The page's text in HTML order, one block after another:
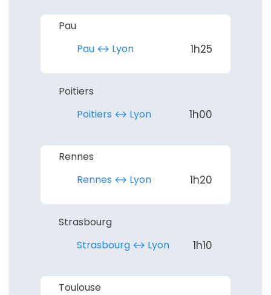
Pau
Pau ↔︎ Lyon
1h25
Poitiers
Poitiers ↔︎ Lyon
1h00
Rennes
Rennes ↔︎ Lyon
1h20
Strasbourg
Strasbourg ↔︎ Lyon
1h10
Toulouse